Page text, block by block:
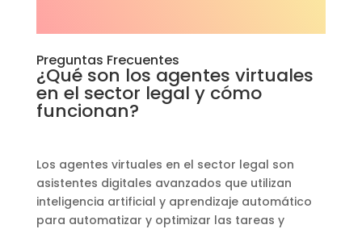
Preguntas Frecuentes
¿Qué son los agentes virtuales
en el sector legal y cómo
funcionan?
Los agentes virtuales en el sector legal son
asistentes digitales avanzados que utilizan
inteligencia artificial y aprendizaje automático
para automatizar y optimizar las tareas y